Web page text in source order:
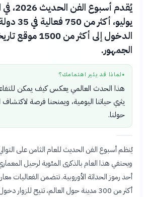
يوليو،
الدخول إلى أكثر
الجمهور.
● لماذا قد يثير اهتمامك؟
هذا الحدث العالمي يعكس كيف يمكن
يثري حياتنا اليومية، ويمنحنا فرصة لاكتشاف
حولنا.
يُنظم أسبوع الفن الحديث للعام الثامن على التوالي
ويحتفي هذا العام بالذكرى المئوية لرحيل
أحد رموز الحداثة الأوروبية. تتضمن الفعاليات
أكثر من 300 مدينة حول العالم، تتيح